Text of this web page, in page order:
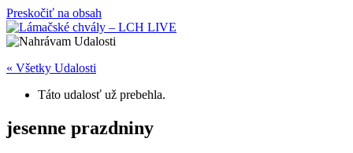
Preskočiť na obsah
« Všetky Udalosti
Táto udalosť už prebehla.
jesenne prazdniny